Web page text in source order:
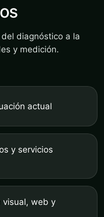
diagnóstico a la
y medición.
actual
y servicios
visual, web y